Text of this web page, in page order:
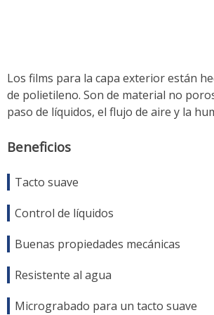
Los films para la capa exterior están
de polietileno. Son de material no
paso de líquidos, el flujo de aire y la
Beneficios
Tacto suave
Control de líquidos
Buenas propiedades mecánicas
Resistente al agua
Micrograbado para un tacto suave